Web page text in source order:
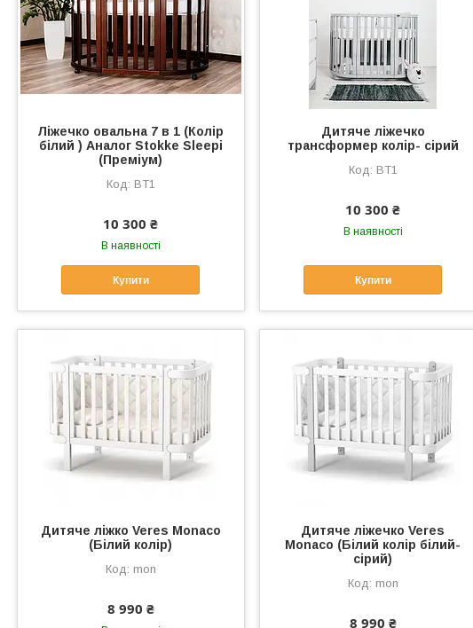
Ліжечко овальна 7 в 1 (Колір
білий ) Аналог Stokke Sleepi
(Преміум)
BT1
10 300 ₴
В наявності
Купити
Дитяче ліжечко
трансформер колір- сірий
BT1
10 300 ₴
В наявності
Купити
Дитяче ліжко Veres Monaco
(Білий колір)
mon
8 990 ₴
Дитяче ліжечко Veres
Monaco (Білий колір білий-
сірий)
mon
8 990 ₴